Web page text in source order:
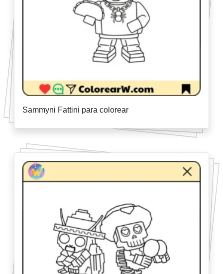
Sammyni Fattini para colorear